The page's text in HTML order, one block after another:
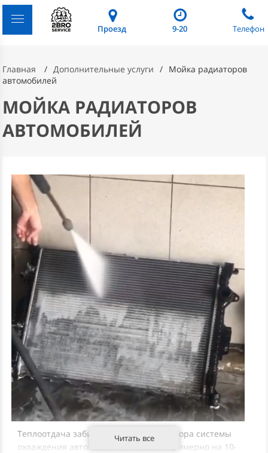
Проезд 9-20 Телефон
Главная Дополнительные услуги
Мойка радиаторов
автомобилей
МОЙКА РАДИАТОРОВ
АВТОМОБИЛЕЙ
Теплоотдача забитого снаружи радиатора системы
охлаждения автомобиля снижается примерно на 10-
Читать все